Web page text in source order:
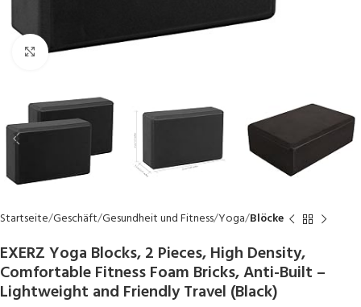
Click to enlarge
Startseite Geschäft Gesundheit und Fitness Yoga Blöcke
EXERZ Yoga Blocks, 2 Pieces, High Density,
Comfortable Fitness Foam Bricks, Anti-Built –
Lightweight and Friendly Travel (Black)